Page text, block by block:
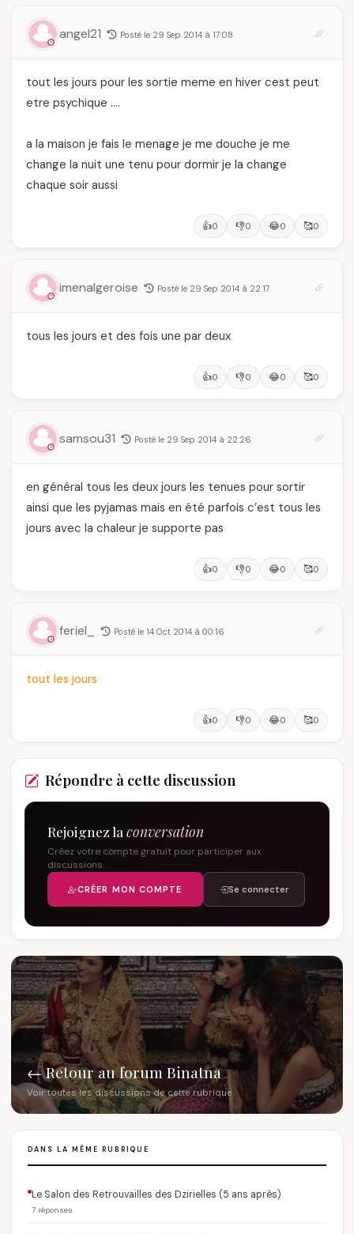
angel21 Posté le 29 Sep 2014 à 17:08
tout les jours pour les sortie meme en hiver cest peut
etre psychique ….
a la maison je fais le menage je me douche je me
change la nuit une tenu pour dormir je la change
chaque soir aussi
👍0 👎0 😂0 🥰0
imenalgeroise Posté le 29 Sep 2014 à 22:17
tous les jours et des fois une par deux
👍0 👎0 😂0 🥰0
samsou31 Posté le 29 Sep 2014 à 22:26
en général tous les deux jours les tenues pour sortir
ainsi que les pyjamas mais en été parfois c’est tous les
jours avec la chaleur je supporte pas
👍0 👎0 😂0 🥰0
feriel_ Posté le 14 Oct 2014 à 00:16
tout les jours
👍0 👎0 😂0 🥰0
Répondre à cette discussion
Rejoignez la conversation
Créez votre compte gratuit pour participer aux
discussions.
CRÉER MON COMPTE Se connecter
← Retour au forum Binatna
Voir toutes les discussions de cette rubrique
DANS LA MÊME RUBRIQUE
Le Salon des Retrouvailles des Dzirielles (5 ans après)
7 réponses